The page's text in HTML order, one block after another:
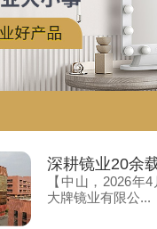
【中山，2026年
大牌镜业有限公...